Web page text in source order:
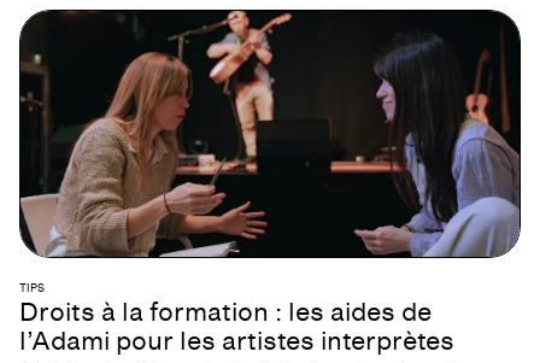
TIPS
Droits à la formation : les aides de
l’Adami pour les artistes interprètes